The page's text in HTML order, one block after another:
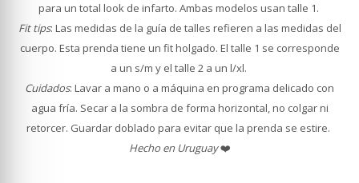
para un total look de infarto. Ambas modelos usan talle 1.
Fit tips: Las medidas de la guía de talles refieren a las medidas del
cuerpo. Esta prenda tiene un fit holgado. El talle 1 se corresponde
a un s/m y el talle 2 a un l/xl.
Cuidados: Lavar a mano o a máquina en programa delicado con
agua fría. Secar a la sombra de forma horizontal, no colgar ni
retorcer. Guardar doblado para evitar que la prenda se estire.
Hecho en Uruguay❤️